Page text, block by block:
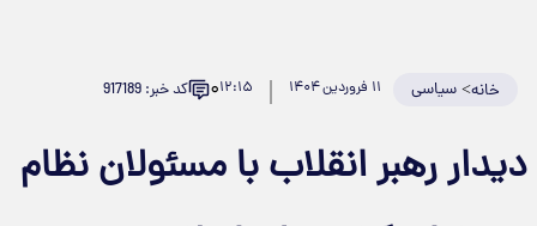
خانه>سیاسی ۱۱ فروردین ۱۴۰۴ ۱۲:۱۵۰ کد خبر: 917189
دیدار رهبر انقلاب با مسئولان نظام